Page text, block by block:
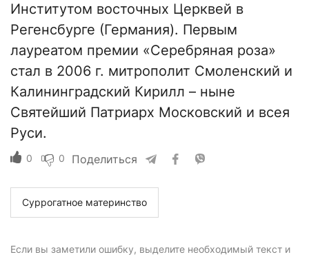
Институтом восточных Церквей в
Регенсбурге (Германия). Первым
лауреатом премии «Серебряная роза»
стал в 2006 г. митрополит Смоленский и
Калининградский Кирилл – ныне
Святейший Патриарх Московский и всея
Руси.
0 0 Поделиться
Суррогатное материнство
Если вы заметили ошибку, выделите необходимый текст и